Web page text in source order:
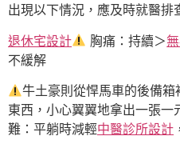
出現以下情況，應及時就醫排
退休宅設計
胸痛：持續＞
不緩解
牛土豪則從悍馬車的後備
東西，小心翼翼地拿出一張一
難：平躺時減輕中醫診所設計